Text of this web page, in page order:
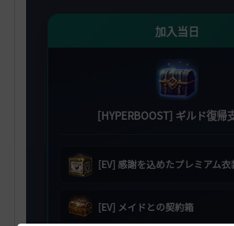
加入当日
[HYPERBOOST] ギルド復帰
[EV] 感謝を込めたプレミアム衣
[EV] メイドとの契約箱